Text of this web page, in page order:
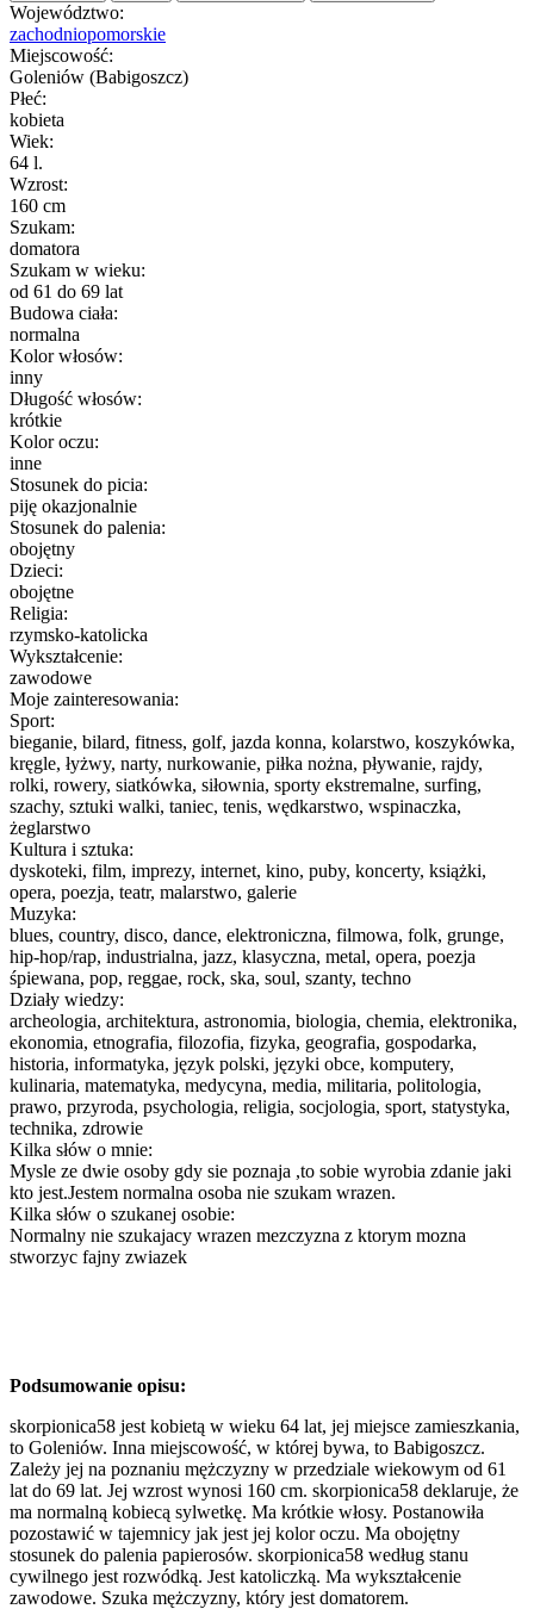
Województwo:
zachodniopomorskie
Miejscowość:
Goleniów (Babigoszcz)
Płeć:
kobieta
Wiek:
64 l.
Wzrost:
160 cm
Szukam:
domatora
Szukam w wieku:
od 61 do 69 lat
Budowa ciała:
normalna
Kolor włosów:
inny
Długość włosów:
krótkie
Kolor oczu:
inne
Stosunek do picia:
piję okazjonalnie
Stosunek do palenia:
obojętny
Dzieci:
obojętne
Religia:
rzymsko-katolicka
Wykształcenie:
zawodowe
Moje zainteresowania:
Sport:
bieganie, bilard, fitness, golf, jazda konna, kolarstwo, koszykówka,
kręgle, łyżwy, narty, nurkowanie, piłka nożna, pływanie, rajdy,
rolki, rowery, siatkówka, siłownia, sporty ekstremalne, surfing,
szachy, sztuki walki, taniec, tenis, wędkarstwo, wspinaczka,
żeglarstwo
Kultura i sztuka:
dyskoteki, film, imprezy, internet, kino, puby, koncerty, książki,
opera, poezja, teatr, malarstwo, galerie
Muzyka:
blues, country, disco, dance, elektroniczna, filmowa, folk, grunge,
hip-hop/rap, industrialna, jazz, klasyczna, metal, opera, poezja
śpiewana, pop, reggae, rock, ska, soul, szanty, techno
Działy wiedzy:
archeologia, architektura, astronomia, biologia, chemia, elektronika,
ekonomia, etnografia, filozofia, fizyka, geografia, gospodarka,
historia, informatyka, język polski, języki obce, komputery,
kulinaria, matematyka, medycyna, media, militaria, politologia,
prawo, przyroda, psychologia, religia, socjologia, sport, statystyka,
technika, zdrowie
Kilka słów o mnie:
Mysle ze dwie osoby gdy sie poznaja ,to sobie wyrobia zdanie jaki
kto jest.Jestem normalna osoba nie szukam wrazen.
Kilka słów o szukanej osobie:
Normalny nie szukajacy wrazen mezczyzna z ktorym mozna
stworzyc fajny zwiazek
Podsumowanie opisu:
skorpionica58 jest kobietą w wieku 64 lat, jej miejsce zamieszkania,
to Goleniów. Inna miejscowość, w której bywa, to Babigoszcz.
Zależy jej na poznaniu mężczyzny w przedziale wiekowym od 61
lat do 69 lat. Jej wzrost wynosi 160 cm. skorpionica58 deklaruje, że
ma normalną kobiecą sylwetkę. Ma krótkie włosy. Postanowiła
pozostawić w tajemnicy jak jest jej kolor oczu. Ma obojętny
stosunek do palenia papierosów. skorpionica58 według stanu
cywilnego jest rozwódką. Jest katoliczką. Ma wykształcenie
zawodowe. Szuka mężczyzny, który jest domatorem.